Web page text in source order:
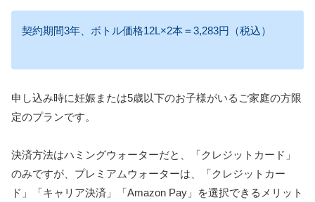
契約期間3年、ボトル価格12L×2本＝3,283円（税込）
申し込み時に妊娠または5歳以下のお子様がいるご家庭の方限
定のプランです。
決済方法はハミングウォーターだと、「クレジットカード」
のみですが、プレミアムウォーターは、「クレジットカー
ド」「キャリア決済」「Amazon Pay」を選択できるメリット